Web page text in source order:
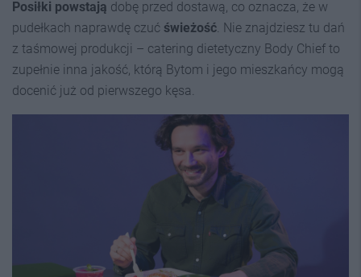
Posiłki powstają dobę przed dostawą, co oznacza, że w
pudełkach naprawdę czuć świeżość. Nie znajdziesz tu dań
z taśmowej produkcji – catering dietetyczny Body Chief to
zupełnie inna jakość, którą Bytom i jego mieszkańcy mogą
docenić już od pierwszego kęsa.